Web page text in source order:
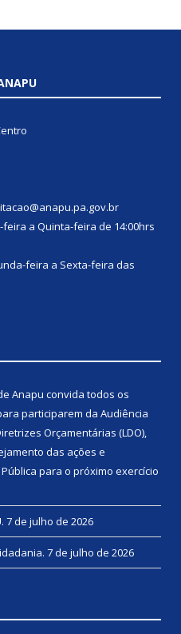
a Quinta-feira de 14:00hrs
feira a Sexta-feira das
Anapu convida todos os
participarem da Audiência
Orçamentárias (LDO),
das ações e
para o próximo exercício
7 de julho de 2026
7 de julho de 2026